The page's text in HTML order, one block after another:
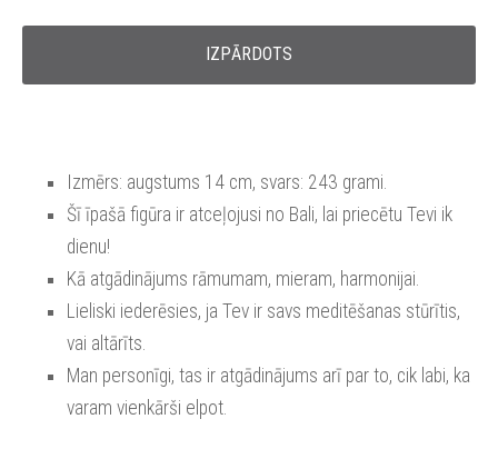
IZPĀRDOTS
Izmērs: augstums 14 cm, svars: 243 grami.
Šī īpašā figūra ir atceļojusi no Bali, lai priecētu Tevi ik
dienu!
Kā atgādinājums rāmumam, mieram, harmonijai.
Lieliski iederēsies, ja Tev ir savs meditēšanas stūrītis,
vai altārīts.
Man personīgi, tas ir atgādinājums arī par to, cik labi, ka
varam vienkārši elpot.